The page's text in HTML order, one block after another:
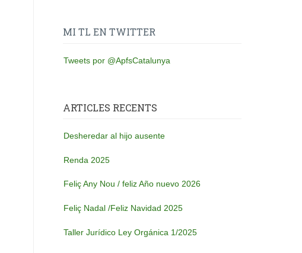
MI TL EN TWITTER
Tweets por @ApfsCatalunya
ARTICLES RECENTS
Desheredar al hijo ausente
Renda 2025
Feliç Any Nou / feliz Año nuevo 2026
Feliç Nadal /Feliz Navidad 2025
Taller Jurídico Ley Orgánica 1/2025